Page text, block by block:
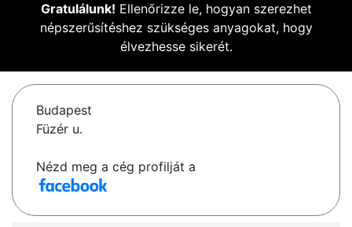
Gratulálunk! Ellenőrizze le, hogyan szerezhet
népszerűsítéshez szükséges anyagokat, hogy
élvezhesse sikerét.
Budapest
Füzér u.
Nézd meg a cég profilját a